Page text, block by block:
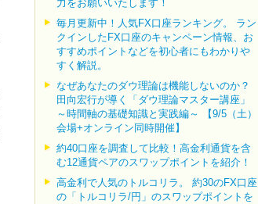
力をお願いいたします！
毎月更新中！人気FX口座ランキング。 ラン
クインしたFX口座のキャンペーン情報、お
すすめポイントなどを初心者にもわかりや
すく解説。
なぜあなたのダウ理論は機能しないのか？
田向宏行が導く「ダウ理論マスター講座」
～時間軸の基礎知識と実践編～ 【9/5（土）
会場+オンライン同時開催】
約40口座を調査して比較！高金利通貨を含
む12通貨ペアのスワップポイントを紹介！
高金利で人気のトルコリラ。 約30のFX口座
の「トルコリラ/円」のスワップポイントを